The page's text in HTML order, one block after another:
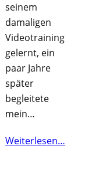
seinem
damaligen
Videotraining
gelernt, ein
paar Jahre
später
begleitete
mein…
Weiterlesen…